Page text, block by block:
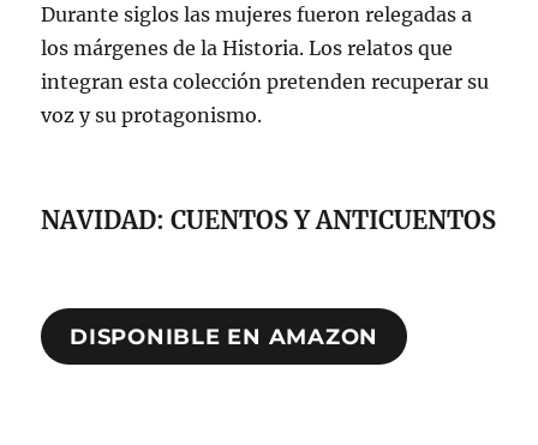
Durante siglos las mujeres fueron relegadas a
los márgenes de la Historia. Los relatos que
integran esta colección pretenden recuperar su
voz y su protagonismo.
NAVIDAD: CUENTOS Y ANTICUENTOS
DISPONIBLE EN AMAZON